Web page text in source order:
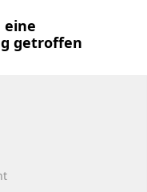
eine
getroffen